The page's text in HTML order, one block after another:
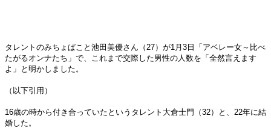
タレントのみちょぱこと池田美優さん（27）が1月3日「アベレー女～比べ
たがるオンナたち」で、これまで交際した男性の人数を「全然言えます
よ」と明かしました。
（以下引用）
16歳の時から付き合っていたというタレント大倉士門（32）と、22年に結
婚した。